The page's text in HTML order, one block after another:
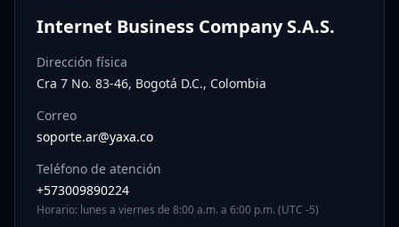
Internet Business Company S.A.S.
Dirección física
Cra 7 No. 83-46, Bogotá D.C., Colombia
Correo
soporte.ar@yaxa.co
Teléfono de atención
+573009890224
Horario: lunes a viernes de 8:00 a.m. a 6:00 p.m. (UTC -5)